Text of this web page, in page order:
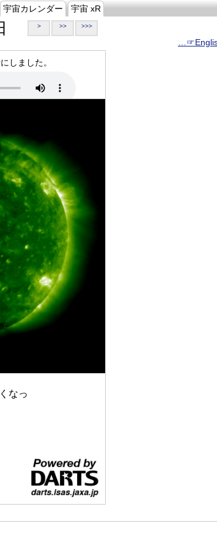
宇宙カレンダー 宇宙 xR
> >> >>>
にしました。
なっ